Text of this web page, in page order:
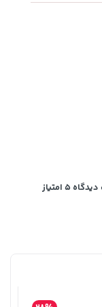
با ثبت دیدگاه 5 امتیاز